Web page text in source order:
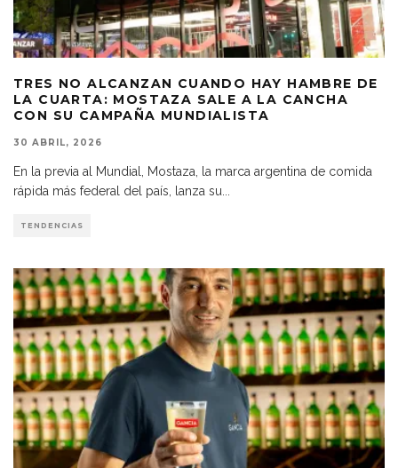
TRES NO ALCANZAN CUANDO HAY HAMBRE DE
LA CUARTA: MOSTAZA SALE A LA CANCHA
CON SU CAMPAÑA MUNDIALISTA
30 ABRIL, 2026
En la previa al Mundial, Mostaza, la marca argentina de comida
rápida más federal del país, lanza su...
TENDENCIAS